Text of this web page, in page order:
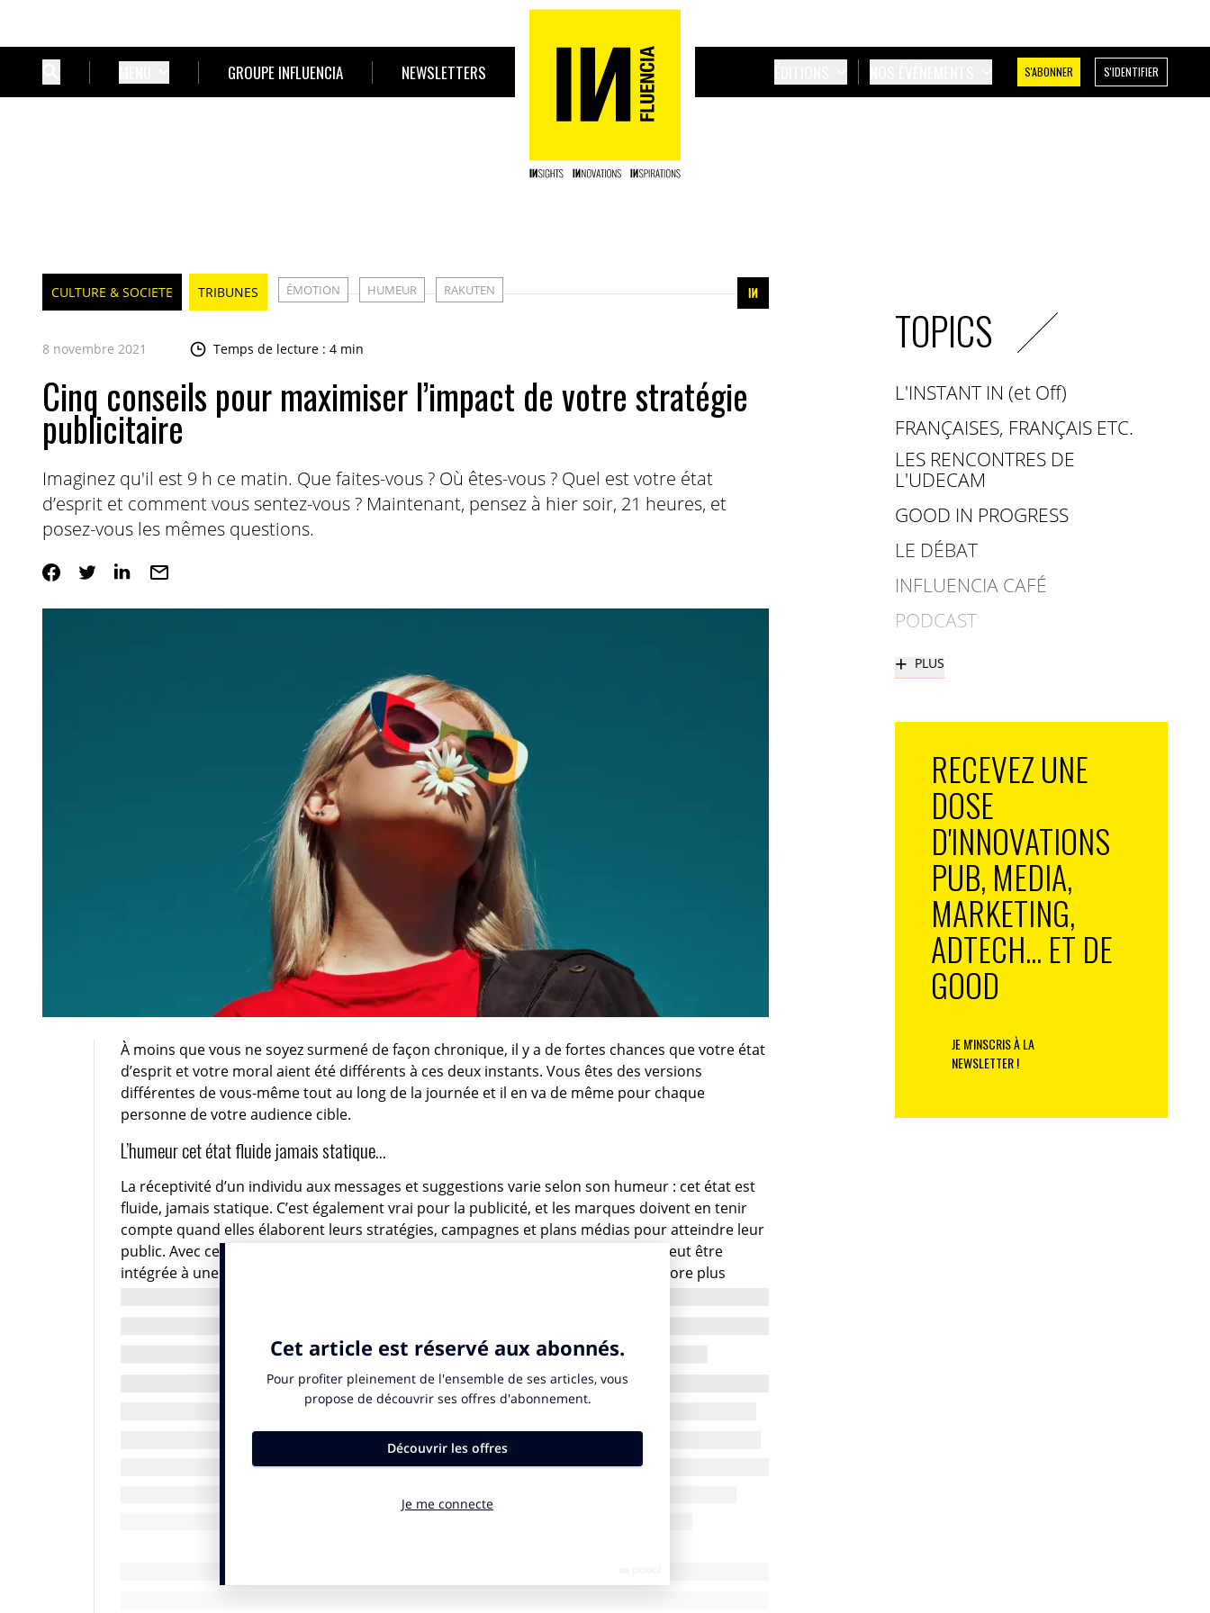
GROUPE INFLUENCIA NEWSLETTERS S'ABONNER S'IDENTIFIER
CULTURE & SOCIETE TRIBUNES ÉMOTION HUMEUR RAKUTEN
8 novembre 2021 Temps de lecture : 4 min
Cinq conseils pour maximiser l’impact de votre stratégie
publicitaire
Imaginez qu'il est 9 h ce matin. Que faites-vous ? Où êtes-vous ? Quel est votre état
d’esprit et comment vous sentez-vous ? Maintenant, pensez à hier soir, 21 heures, et
posez-vous les mêmes questions.
À moins que vous ne soyez surmené de façon chronique, il y a de fortes chances que votre état
d’esprit et votre moral aient été différents à ces deux instants. Vous êtes des versions
différentes de vous-même tout au long de la journée et il en va de même pour chaque
personne de votre audience cible.
L’humeur cet état fluide jamais statique…
La réceptivité d’un individu aux messages et suggestions varie selon son humeur : cet état est
fluide, jamais statique. C’est également vrai pour la publicité, et les marques doivent en tenir
compte quand elles élaborent leurs stratégies, campagnes et plans médias pour atteindre leur
public. Avec cela en tête, voici cinq conseils sur la manière dont cette approche peut être
intégrée à une stratégie de diffusion plus large afin de rendre une campagne encore plus
» – ce lapse de temps est loin d’être nécessairement rapide ; il peut s’agir de la durée d’un
blockbuster, d’un documentaire sportif ou d’un épisode de la dernière série à la mode. De
même, cela peut tout aussi bien être les heures qu’un couple passe sur le canapé à regarder
vraiment. Suivant ce raisonnement, les marques peuvent réfléchir de manière plus stratégique
TOPICS
L'INSTANT IN (et Off)
FRANÇAISES, FRANÇAIS ETC.
LES RENCONTRES DE
L'UDECAM
GOOD IN PROGRESS
LE DÉBAT
INFLUENCIA CAFÉ
PODCAST
+ PLUS
RECEVEZ UNE
DOSE
D'INNOVATIONS
PUB, MEDIA,
MARKETING,
ADTECH... ET DE
GOOD
JE M'INSCRIS À LA
NEWSLETTER !